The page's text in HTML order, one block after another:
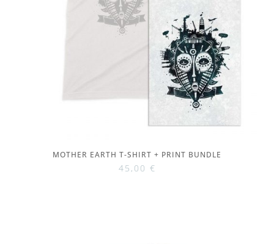
MOTHER EARTH T-SHIRT + PRINT BUNDLE
45,00 €